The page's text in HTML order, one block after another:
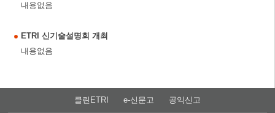
내용없음
ETRI 신기술설명회 개최
내용없음
클린ETRI e-신문고 공익신고